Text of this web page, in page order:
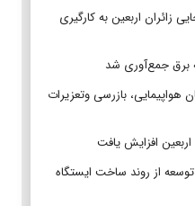
زائران اربعین به‌ کارگیری
هواپیمایی، بازرسی وتعزیرات
افزایش یافت
از روند ساخت ایستگاه